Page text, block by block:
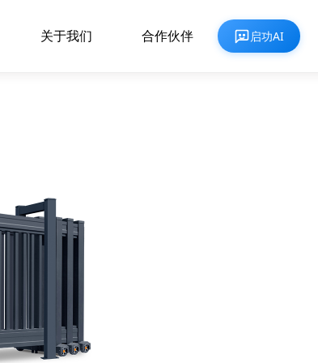
关于我们 合作伙伴 启功AI